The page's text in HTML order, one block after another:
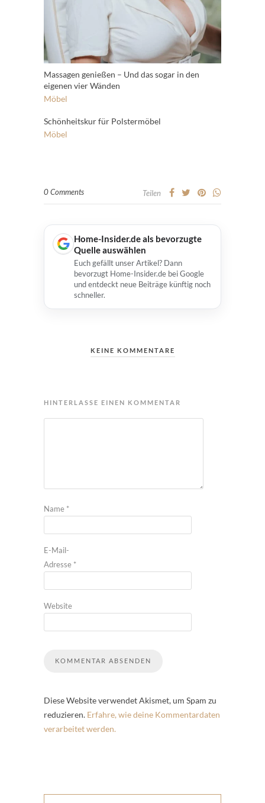
Massagen genießen – Und das sogar in den
eigenen vier Wänden
Möbel
Schönheitskur für Polstermöbel
Möbel
0 Comments Teilen
Home-Insider.de als bevorzugte
Quelle auswählen
Euch gefällt unser Artikel? Dann
bevorzugt Home-Insider.de bei Google
und entdeckt neue Beiträge künftig noch
schneller.
KEINE KOMMENTARE
HINTERLASSE EINEN KOMMENTAR
Name *
E-Mail-
Adresse *
Website
Diese Website verwendet Akismet, um Spam zu
reduzieren. Erfahre, wie deine Kommentardaten
verarbeitet werden.